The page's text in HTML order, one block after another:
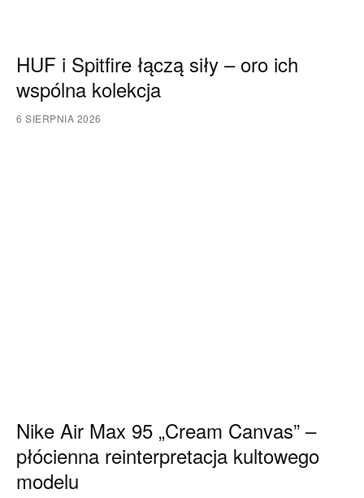
HUF i Spitfire łączą siły – oro ich
wspólna kolekcja
6 SIERPNIA 2026
Nike Air Max 95 „Cream Canvas” –
płócienna reinterpretacja kultowego
modelu